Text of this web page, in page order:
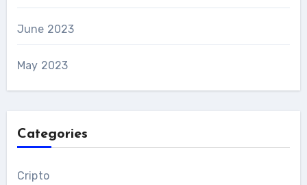
June 2023
May 2023
Categories
Cripto